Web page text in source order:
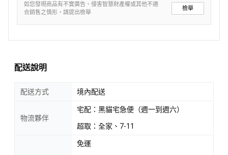
如您發現商品有不實廣告、侵害智慧財產權或其他不適
合銷售之情形，請提出檢舉
檢舉
配送說明
配送方式 境內配送
物流夥伴
宅配：黑貓宅急便（週一到週六）
超取：全家、7-11
免運